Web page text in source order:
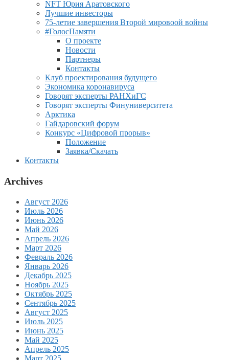
NFT Юрия Аратовского
Лучшие инвесторы
75-летие завершения Второй мировоой войны
#ГолосПамяти
О проекте
Новости
Партнеры
Контакты
Клуб проектирования будущего
Экономика коронавируса
Говорят эксперты РАНХиГС
Говорят эксперты Финуниверситета
Арктика
Гайдаровский форум
Конкурс «Цифровой прорыв»
Положение
Заявка/Скачать
Контакты
Archives
Август 2026
Июль 2026
Июнь 2026
Май 2026
Апрель 2026
Март 2026
Февраль 2026
Январь 2026
Декабрь 2025
Ноябрь 2025
Октябрь 2025
Сентябрь 2025
Август 2025
Июль 2025
Июнь 2025
Май 2025
Апрель 2025
Март 2025